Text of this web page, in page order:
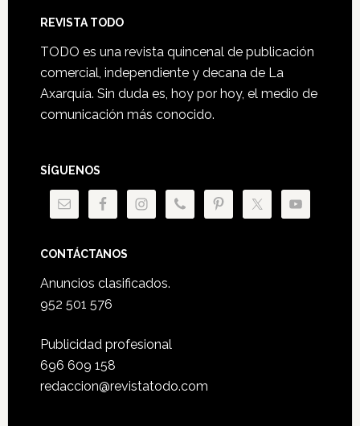
Footer
REVISTA TODO
TODO es una revista quincenal de publicación
comercial, independiente y decana de La
Axarquía. Sin duda es, hoy por hoy, el medio de
comunicación más conocido.
SÍGUENOS
CONTÁCTANOS
Anuncios clasificados.
952 501 576
Publicidad profesional
696 609 158
redaccion@revistatodo.com